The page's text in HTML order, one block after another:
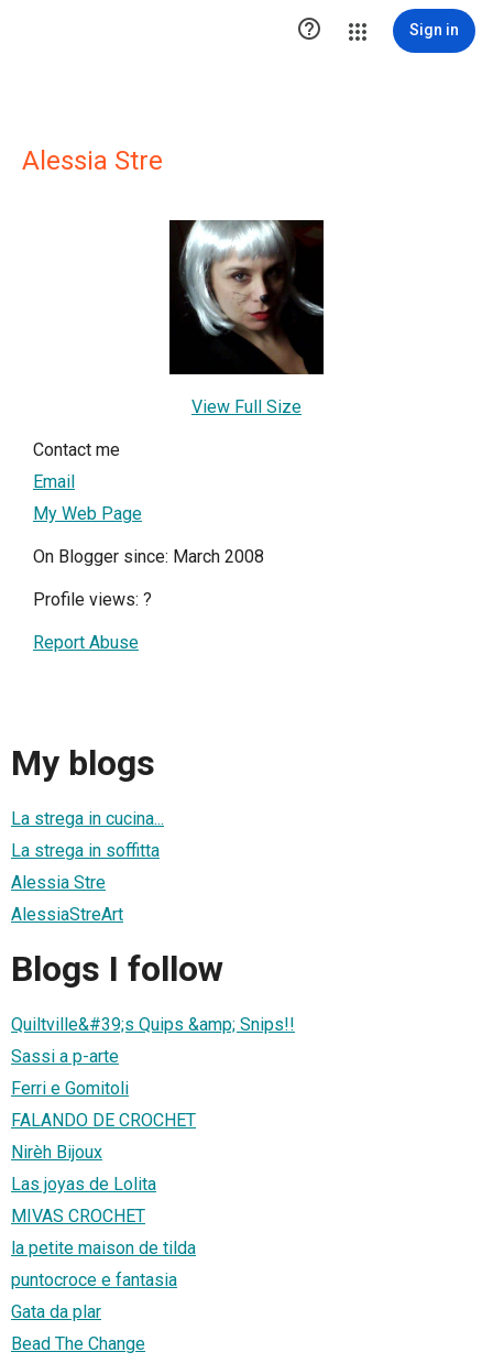
 Sign in
Alessia Stre
View Full Size
Contact me
Email
My Web Page
On Blogger since: March 2008
Profile views: ?
Report Abuse
My blogs
La strega in cucina...
La strega in soffitta
Alessia Stre
AlessiaStreArt
Blogs I follow
Quiltville&#39;s Quips &amp; Snips!!
Sassi a p-arte
Ferri e Gomitoli
FALANDO DE CROCHET
Nirèh Bijoux
Las joyas de Lolita
MIVAS CROCHET
la petite maison de tilda
puntocroce e fantasia
Gata da plar
Bead The Change